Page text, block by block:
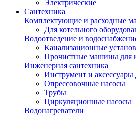
Электрические
Сантехника
Комплектующие и расходные
Для котельного
Водоотведение и
Канализационные
Прочистные машины для
Инженерная сантехника
Инструмент и
Опрессовочные насосы
Трубы
Циркуляционные насосы
Водонагреватели